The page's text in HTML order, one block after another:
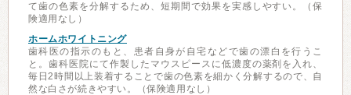
て歯の色素を分解するため、短期間で効果を実感しやすい。（保
険適用なし）
ホームホワイトニング
歯科医の指示のもと、患者自身が自宅などで歯の漂白を行うこ
と。歯科医院にて作製したマウスピースに低濃度の薬剤を入れ、
毎日2時間以上装着することで歯の色素を細かく分解するので、自
然な白さが続きやすい。（保険適用なし）